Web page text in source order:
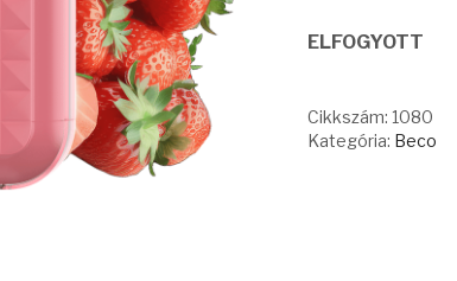
ELFOGYOTT
Cikkszám:1080
Kategória: Beco